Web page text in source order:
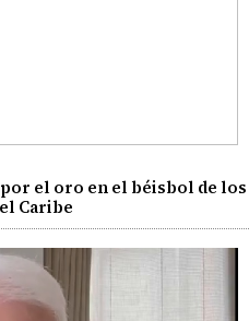
el oro en el béisbol de los
Caribe